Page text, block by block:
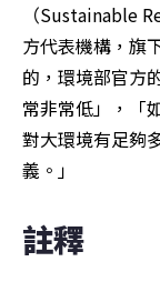
（Sustainable
方代表機構，旗
的，環境部官方
常非常低」，「
對大環境有足夠
義。」
註釋